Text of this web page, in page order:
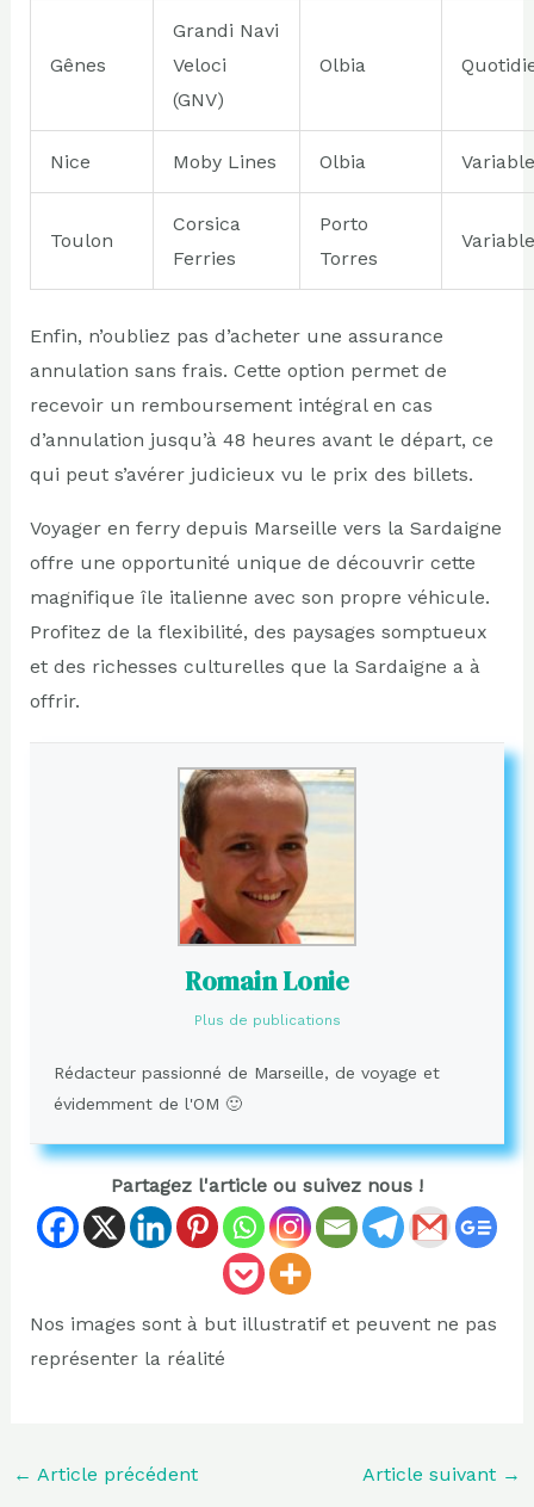
Gênes
Grandi Navi
Veloci
(GNV)
Olbia
Nice Moby Lines Olbia Variable
Toulon
Corsica
Ferries
Porto
Torres
Variable
Enfin, n’oubliez pas d’acheter une assurance
annulation sans frais. Cette option permet de
recevoir un remboursement intégral en cas
d’annulation jusqu’à 48 heures avant le départ, ce
qui peut s’avérer judicieux vu le prix des billets.
Voyager en ferry depuis Marseille vers la Sardaigne
offre une opportunité unique de découvrir cette
magnifique île italienne avec son propre véhicule.
Profitez de la flexibilité, des paysages somptueux
et des richesses culturelles que la Sardaigne a à
offrir.
Romain Lonie
Plus de publications
Rédacteur passionné de Marseille, de voyage et
évidemment de l'OM 🙂
Partagez l'article ou suivez nous !
Nos images sont à but illustratif et peuvent ne pas
représenter la réalité
← Article précédent Article suivant →